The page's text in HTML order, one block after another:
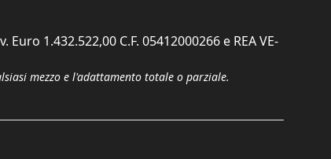
1.432.522,00 C.F. 05412000266 e REA VE-
mezzo e l'adattamento totale o parziale.